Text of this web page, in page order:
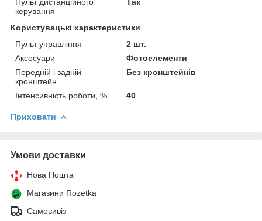
керування
Користувацькі характеристики
Пульт управління
2 шт.
Аксесуари
Фотоелементи
Передній і задній
кронштейн
Без кронштейнів
Інтенсивність роботи, % 40
Приховати
Умови доставки
Нова Пошта
Магазини Rozetka
Самовивіз